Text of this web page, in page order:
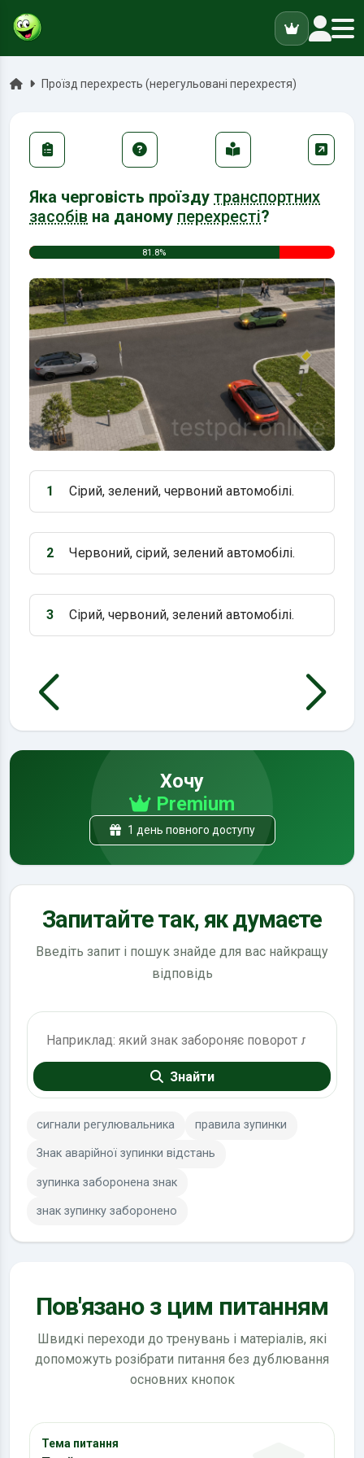
ГоловнаПроїзд перехресть (нерегульовані перехрестя)
Яка черговість проїзду транспортних
засобів на даному перехресті?
81.8%
Варіант 1:
1 Сірий, зелений, червоний автомобілі.
Варіант 2:
2 Червоний, сірий, зелений автомобілі.
Варіант 3:
3 Сірий, червоний, зелений автомобілі.
Хочу
Premium
1 день повного доступу
Запитайте так, як думаєте
Введіть запит і пошук знайде для вас найкращу
відповідь
Знайти
сигнали регулювальника правила зупинки
Знак аварійної зупинки відстань
зупинка заборонена знак
знак зупинку заборонено
Пов'язано з цим питанням
Швидкі переходи до тренувань і матеріалів, які
допоможуть розібрати питання без дублювання
основних кнопок
Тема питання